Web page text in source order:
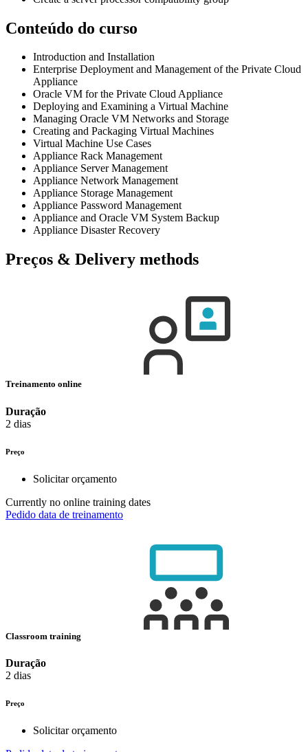
Conteúdo do curso
Introduction and Installation
Enterprise Deployment and Management of the Private Cloud
Appliance
Oracle VM for the Private Cloud Appliance
Deploying and Examining a Virtual Machine
Managing Oracle VM Networks and Storage
Creating and Packaging Virtual Machines
Virtual Machine Use Cases
Appliance Rack Management
Appliance Server Management
Appliance Network Management
Appliance Storage Management
Appliance Password Management
Appliance and Oracle VM System Backup
Appliance Disaster Recovery
Preços & Delivery methods
Treinamento online
Duração
2 dias
Preço
Solicitar orçamento
Currently no online training dates
Pedido data de treinamento
Classroom training
Duração
2 dias
Preço
Solicitar orçamento